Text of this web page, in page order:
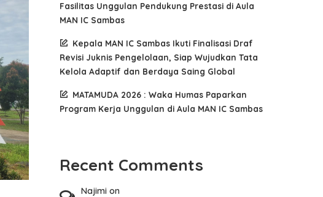
Fasilitas Unggulan Pendukung Prestasi di Aula
MAN IC Sambas
Kepala MAN IC Sambas Ikuti Finalisasi Draf
Revisi Juknis Pengelolaan, Siap Wujudkan Tata
Kelola Adaptif dan Berdaya Saing Global
MATAMUDA 2026 : Waka Humas Paparkan
Program Kerja Unggulan di Aula MAN IC Sambas
Recent Comments
Najimi on